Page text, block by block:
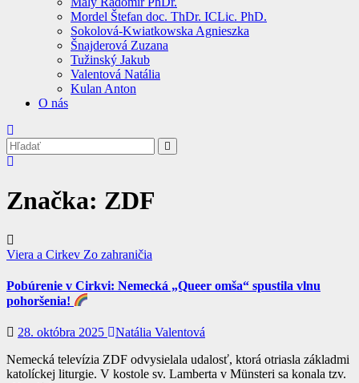
Mordel Štefan doc. ThDr. ICLic. PhD.
Sokolová-Kwiatkowska Agnieszka
Šnajderová Zuzana
Tužinský Jakub
Valentová Natália
Kulan Anton
O nás
Značka: ZDF
Viera a Cirkev Zo zahraničia
Pobúrenie v Cirkvi: Nemecká „Queer omša“ spustila vlnu
pohoršenia!
28. októbra 2025
Natália Valentová
Nemecká televízia ZDF odvysielala udalosť, ktorá otriasla základmi
katolíckej liturgie. V kostole sv. Lamberta v Münsteri sa konala tzv.